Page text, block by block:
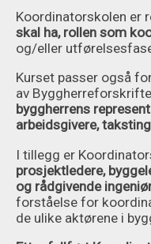
Koordinatorskolen er
skal ha, rollen som
og/eller
Kurset passer også
av
byggherrens
arbeidsgivere,
I tillegg er
prosjektledere,
og rådgivende
forståelse for
de ulike aktørene i